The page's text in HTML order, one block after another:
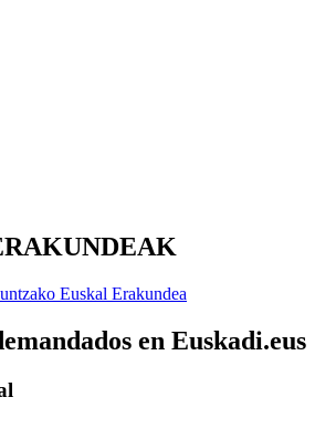
Euskal Erakundea
en Euskadi.eus